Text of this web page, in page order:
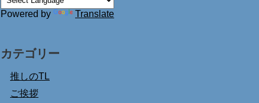
Powered by Translate
カテゴリー
推しのTL
ご挨拶